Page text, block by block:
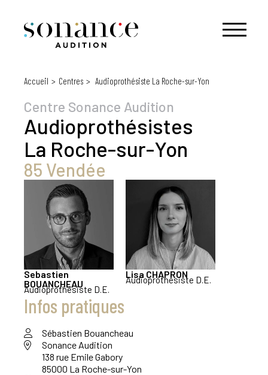
Accueil Centres Audioprothésiste La Roche-sur-Yon
Centre Sonance Audition
Audioprothésistes
La Roche-sur-Yon
85 Vendée
Sebastien
BOUANCHEAU
Audioprothésiste D.E.
Lisa CHAPRON
Audioprothésiste D.E.
Infos pratiques
Sébastien Bouancheau
Sonance Audition
138 rue Emile Gabory
85000 La Roche-sur-Yon